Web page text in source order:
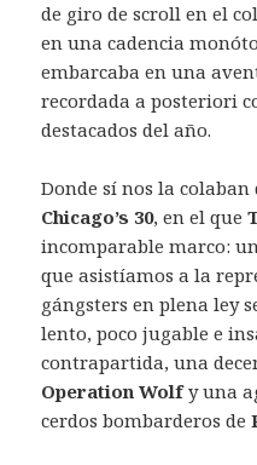
de giro de scroll en el
en una cadencia
embarcaba en una
recordada a posteriori
destacados del año.
Donde sí nos la colaban
Chicago’s 30, en el que
incomparable marco:
que asistíamos a la
gángsters en plena ley
lento, poco jugable e
contrapartida, una
Operation Wolfy una
cerdos bombarderos de